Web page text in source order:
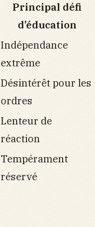
Principal défi
d’éducation
Indépendance
extrême
Désintérêt pour les
ordres
Lenteur de
réaction
Tempérament
réservé